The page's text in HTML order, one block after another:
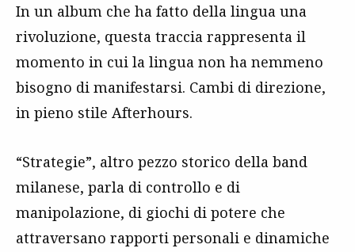
In un album che ha fatto della lingua una
rivoluzione, questa traccia rappresenta il
momento in cui la lingua non ha nemmeno
bisogno di manifestarsi. Cambi di direzione,
in pieno stile Afterhours.
“Strategie”, altro pezzo storico della band
milanese, parla di controllo e di
manipolazione, di giochi di potere che
attraversano rapporti personali e dinamiche